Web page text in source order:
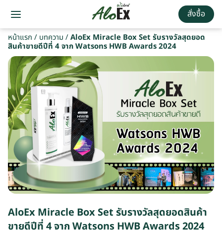
สั่งซื้อ
หน้าแรก / บทความ /AloEx Miracle Box Set รับรางวัลสุดยอด
สินค้าขายดีปีที่ 4 จาก Watsons HWB Awards 2024
AloEx Miracle Box Set รับรางวัลสุดยอดสินค้า
ขายดีปีที่ 4 จาก Watsons HWB Awards 2024